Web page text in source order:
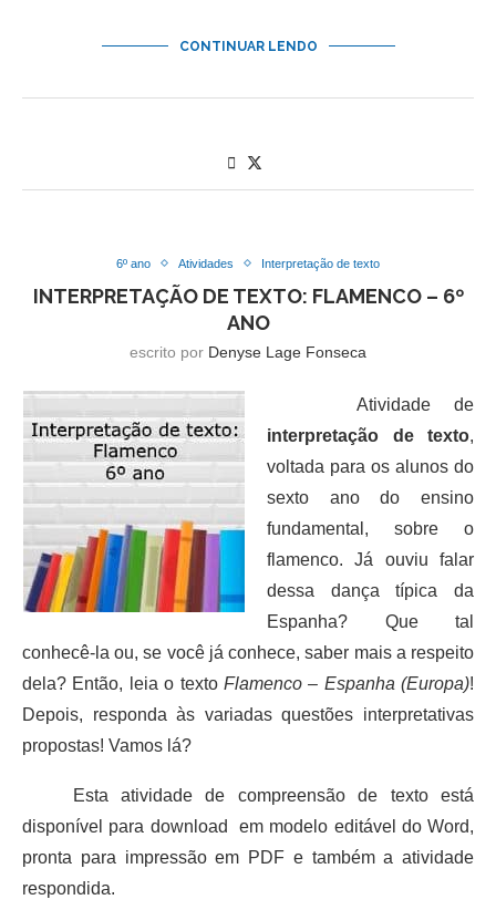
CONTINUAR LENDO
6º ano Atividades Interpretação de texto
INTERPRETAÇÃO DE TEXTO: FLAMENCO – 6º
ANO
escrito por Denyse Lage Fonseca
Atividade de
interpretação de texto,
voltada para os alunos do
sexto ano do ensino
fundamental, sobre o
flamenco. Já ouviu falar
dessa dança típica da
Espanha? Que tal
conhecê-la ou, se você já conhece, saber mais a respeito
dela? Então, leia o texto Flamenco – Espanha (Europa)!
Depois, responda às variadas questões interpretativas
propostas! Vamos lá?
Esta atividade de compreensão de texto está
disponível para download em modelo editável do Word,
pronta para impressão em PDF e também a atividade
respondida.